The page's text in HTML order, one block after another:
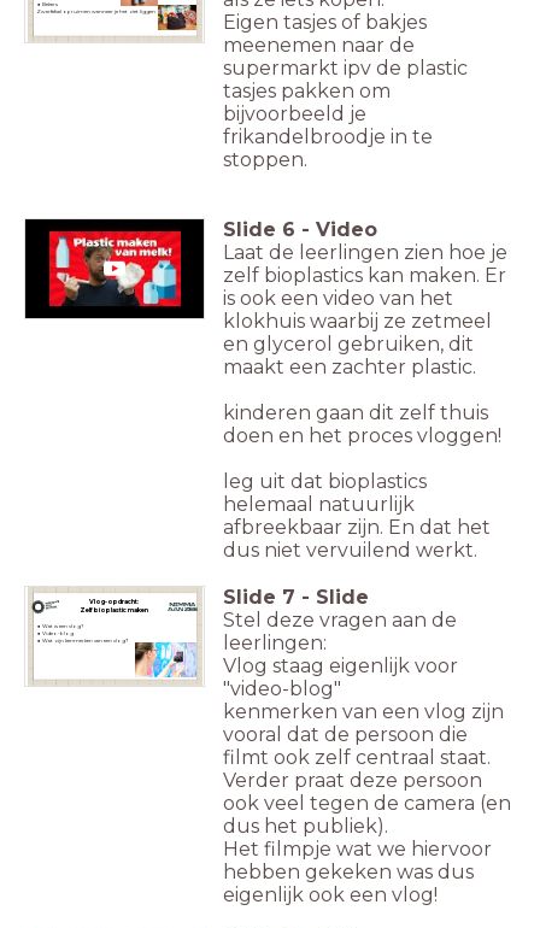
Bekers
Zwerfafval opruimen wanneer je het ziet liggen
Eigen tasjes of bakjes
meenemen naar de
supermarkt ipv de plastic
tasjes pakken om
bijvoorbeeld je
frikandelbroodje in te
stoppen.
Slide 6 - Video
Laat de leerlingen zien hoe je
zelf bioplastics kan maken. Er
is ook een video van het
klokhuis waarbij ze zetmeel
en glycerol gebruiken, dit
maakt een zachter plastic.
kinderen gaan dit zelf thuis
doen en het proces vloggen!
leg uit dat bioplastics
helemaal natuurlijk
afbreekbaar zijn. En dat het
dus niet vervuilend werkt.
Wat is een vlog?
Video-blog
Wat zijn kenmerken van een vlog?
Vlog-opdracht:
Zelf bioplastic maken
Slide 7 - Slide
Stel deze vragen aan de
leerlingen:
Vlog staag eigenlijk voor
"video-blog"
kenmerken van een vlog zijn
vooral dat de persoon die
filmt ook zelf centraal staat.
Verder praat deze persoon
ook veel tegen de camera (en
dus het publiek).
Het filmpje wat we hiervoor
hebben gekeken was dus
eigenlijk ook een vlog!